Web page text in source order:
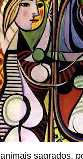
animais sagrados,